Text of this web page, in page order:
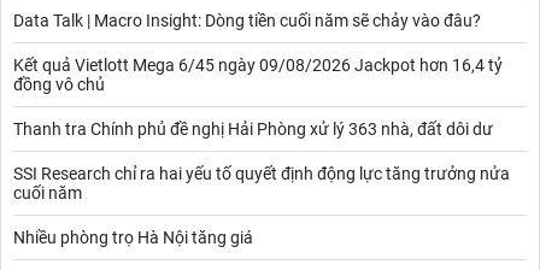
Data Talk | Macro Insight: Dòng tiền cuối năm sẽ chảy vào đâu?
Kết quả Vietlott Mega 6/45 ngày 09/08/2026 Jackpot hơn 16,4 tỷ
đồng vô chủ
Thanh tra Chính phủ đề nghị Hải Phòng xử lý 363 nhà, đất dôi dư
SSI Research chỉ ra hai yếu tố quyết định động lực tăng trưởng nửa
cuối năm
Nhiều phòng trọ Hà Nội tăng giá